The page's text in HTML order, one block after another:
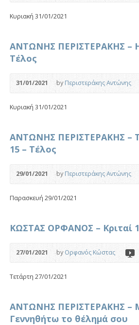
Κυριακή 31/01/2021
ΑΝΤΩΝΗΣ ΠΕΡΙΣΤΕΡΑΚΗΣ –
Τέλος
31/01/2021 byΠεριστεράκης Αντώνης
Κυριακή 31/01/2021
ΑΝΤΩΝΗΣ ΠΕΡΙΣΤΕΡΑΚΗΣ –
15 – Τέλος
29/01/2021 byΠεριστεράκης Αντώνης
Παρασκευή 29/01/2021
ΚΩΣΤΑΣ ΟΡΦΑΝΟΣ – Κριταί
27/01/2021 byΟρφανός Κώστας
Τετάρτη 27/01/2021
ΑΝΤΩΝΗΣ ΠΕΡΙΣΤΕΡΑΚΗΣ –
Γεννηθήτω το θέλημά σου